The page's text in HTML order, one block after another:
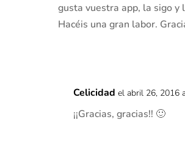
gusta vuestra app, la sigo y
Hacéis una gran labor.
Celicidad el abril 26, 2016
¡¡Gracias, gracias!! 🙂